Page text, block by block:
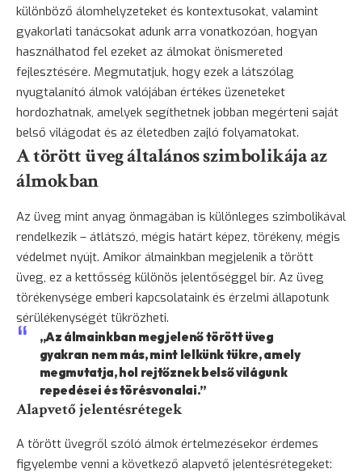
különböző álomhelyzeteket és kontextusokat, valamint
gyakorlati tanácsokat adunk arra vonatkozóan, hogyan
használhatod fel ezeket az álmokat önismereted
fejlesztésére. Megmutatjuk, hogy ezek a látszólag
nyugtalanító álmok valójában értékes üzeneteket
hordozhatnak, amelyek segíthetnek jobban megérteni saját
belső világodat és az életedben zajló folyamatokat.
A törött üveg általános szimbolikája az
álmokban
Az üveg mint anyag önmagában is különleges szimbolikával
rendelkezik – átlátszó, mégis határt képez, törékeny, mégis
védelmet nyújt. Amikor álmainkban megjelenik a törött
üveg, ez a kettősség különös jelentőséggel bír. Az üveg
törékenysége emberi kapcsolataink és érzelmi állapotunk
sérülékenységét tükrözheti.
„Az álmainkban megjelenő törött üveg
gyakran nem más, mint lelkünk tükre, amely
megmutatja, hol rejtőznek belső világunk
repedései és törésvonalai.”
Alapvető jelentésrétegek
A törött üvegről szóló álmok értelmezésekor érdemes
figyelembe venni a következő alapvető jelentésrétegeket: